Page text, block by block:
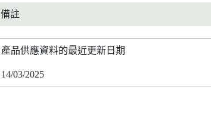
備註
產品供應資料的最近更新日期
14/03/2025